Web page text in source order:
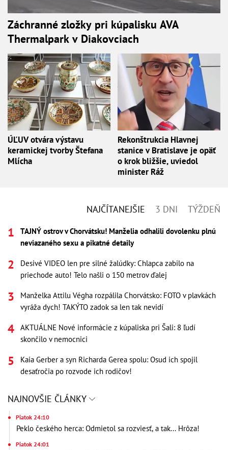
Záchranné zložky pri kúpalisku AVA
Thermalpark v Diakovciach
ÚĽUV otvára výstavu
keramickej tvorby Štefana
Mlícha
Rekonštrukcia Hlavnej
stanice v Bratislave je opäť
o krok bližšie, uviedol
minister Ráž
NAJČÍTANEJŠIE 3 DNI TÝŽDEŇ
TAJNÝ ostrov v Chorvátsku! Manželia odhalili dovolenku plnú
neviazaného sexu a pikatné detaily
Desivé VIDEO len pre silné žalúdky: Chlapca zabilo na
priechode auto! Telo našli o 150 metrov ďalej
Manželka Attilu Végha rozpálila Chorvátsko: FOTO v plavkách
vyráža dych! TAKÝTO zadok sa len tak nevidí
AKTUÁLNE Nové informácie z kúpaliska pri Šali: 8 ľudí
skončilo v nemocnici
Kaia Gerber a syn Richarda Gerea spolu: Osud ich spojil
desaťročia po rozvode ich rodičov!
NAJNOVŠIE ČLÁNKY
Piatok 24:10
Peklo českého herca: Odmietol sa rozviesť, a tak... Hrôza!
Piatok 24:01